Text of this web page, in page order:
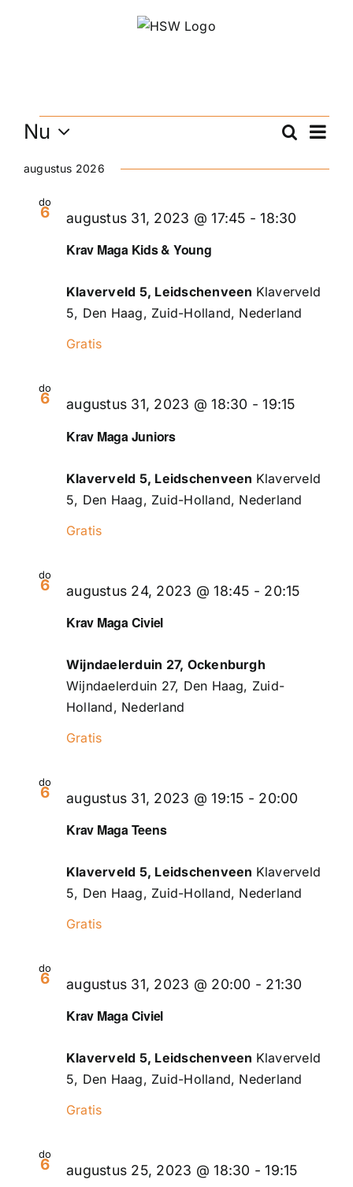
Evenementen
en
Zoeken
Lijst
Nu
een
datum.
augustus 2026
do
6
Krav Maga Kids & Young
augustus 31, 2023 @ 17:45 -18:30
Klaverveld 5, Leidschenveen Klaverveld
5, Den Haag, Zuid-Holland, Nederland
Gratis
do
6
Krav Maga Juniors
augustus 31, 2023 @ 18:30 -19:15
Klaverveld 5, Leidschenveen Klaverveld
5, Den Haag, Zuid-Holland, Nederland
Gratis
do
6
Krav Maga Civiel
augustus 24, 2023 @ 18:45 - 20:15
Wijndaelerduin 27, Ockenburgh
Wijndaelerduin 27, Den Haag, Zuid-
Holland, Nederland
Gratis
do
6
Krav Maga Teens
augustus 31, 2023 @ 19:15 - 20:00
Klaverveld 5, Leidschenveen Klaverveld
5, Den Haag, Zuid-Holland, Nederland
Gratis
do
6
Krav Maga Civiel
augustus 31, 2023 @ 20:00 - 21:30
Klaverveld 5, Leidschenveen Klaverveld
5, Den Haag, Zuid-Holland, Nederland
Gratis
do
6 augustus 25, 2023 @ 18:30 -19:15